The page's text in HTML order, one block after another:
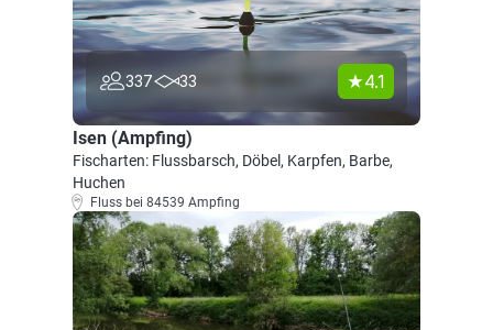
337 33 4.1
Isen (Ampfing)
Fischarten: Flussbarsch, Döbel, Karpfen, Barbe,
Huchen
Fluss bei 84539 Ampfing